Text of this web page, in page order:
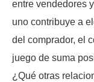
entre vendedores
uno contribuye a
del comprador, el
juego de suma
¿Qué otras